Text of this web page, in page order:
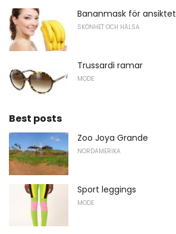
Bananmask för ansiktet
SKÖNHET OCH HÄLSA
Trussardi ramar
MODE
Best posts
Zoo Joya Grande
NORDAMERIKA
Sport leggings
MODE